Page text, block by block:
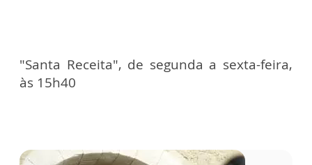
"Santa Receita", de segunda a sexta-feira,
às 15h40